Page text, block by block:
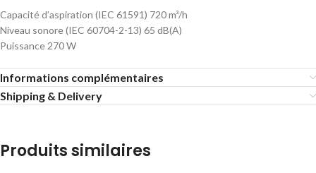
Capacité d’aspiration (IEC 61591) 720 m³/h
Niveau sonore (IEC 60704-2-13) 65 dB(A)
Puissance 270 W
Informations complémentaires
Shipping & Delivery
Produits similaires